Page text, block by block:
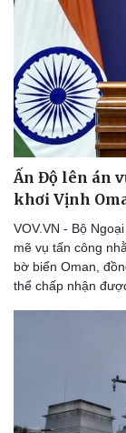
Bóng đá
Lịch thi đấu bóng
Thế giới thể thao
eSports
Hậu trường
Ấn Độ lên án
khơi Vịnh
VOV.VN - Bộ
mẽ vụ tấn công
bờ biển Oman,
thể chấp nhận